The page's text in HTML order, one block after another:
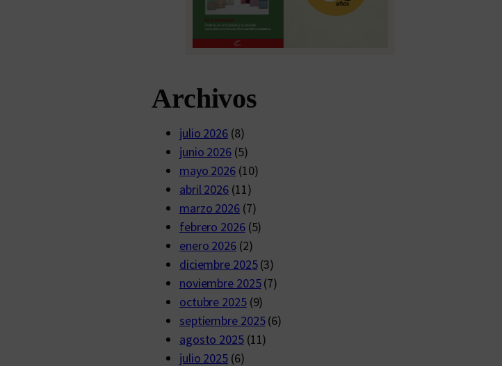
Archivos
julio 2026(8)
junio 2026(5)
mayo 2026 (10)
abril 2026(11)
marzo 2026(7)
febrero 2026(5)
enero 2026(2)
diciembre 2025(3)
noviembre 2025(7)
octubre 2025(9)
septiembre 2025(6)
agosto 2025(11)
julio 2025(6)